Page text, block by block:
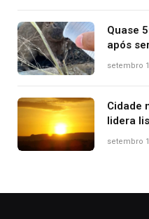
Quase
após
setembro
Cidade
lidera
do
setembro